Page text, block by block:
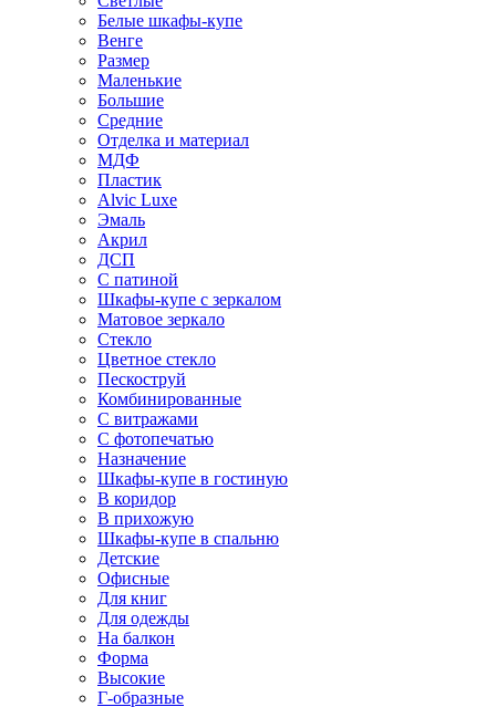
Белые шкафы-купе
Венге
Размер
Маленькие
Большие
Средние
Отделка и материал
МДФ
Пластик
Alvic Luxe
Эмаль
Акрил
ДСП
С патиной
Шкафы-купе с зеркалом
Матовое зеркало
Стекло
Цветное стекло
Пескоструй
Комбинированные
С витражами
С фотопечатью
Назначение
Шкафы-купе в гостиную
В коридор
В прихожую
Шкафы-купе в спальню
Детские
Офисные
Для книг
Для одежды
На балкон
Форма
Высокие
Г-образные